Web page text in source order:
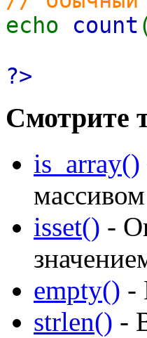
echo count
?>
Смотрите
is_array()
массивом
isset() -
empty() -
strlen() -